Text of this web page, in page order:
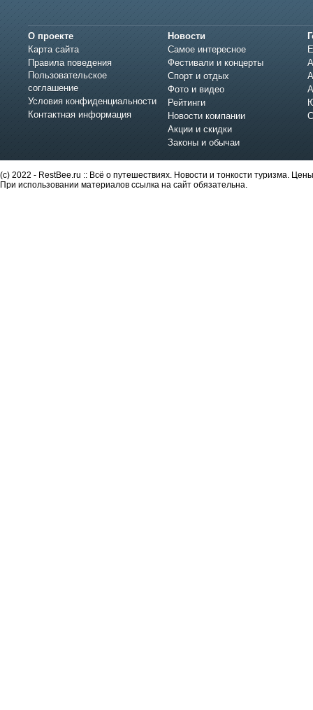
О проекте
Карта сайта
Правила поведения
Пользовательское
соглашение
Условия конфиденциальности
Контактная информация
Новости
Самое интересное
Фестивали и концерты
Спорт и отдых
Фото и видео
Рейтинги
Новости компании
Акции и скидки
Законы и обычаи
(c) 2022 - RestBee.ru :: Всё о путешествиях. Новости и тонкости туризма.
При использовании материалов ссылка на сайт обязательна.